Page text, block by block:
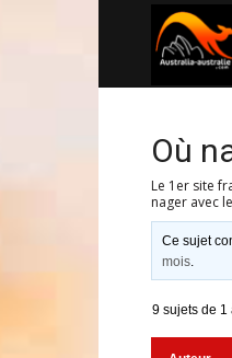
Où
Le 1er site
nager avec
Ce sujet
mois.
9 sujets de 1